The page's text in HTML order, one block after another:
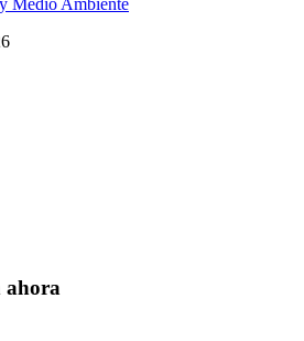
ahora